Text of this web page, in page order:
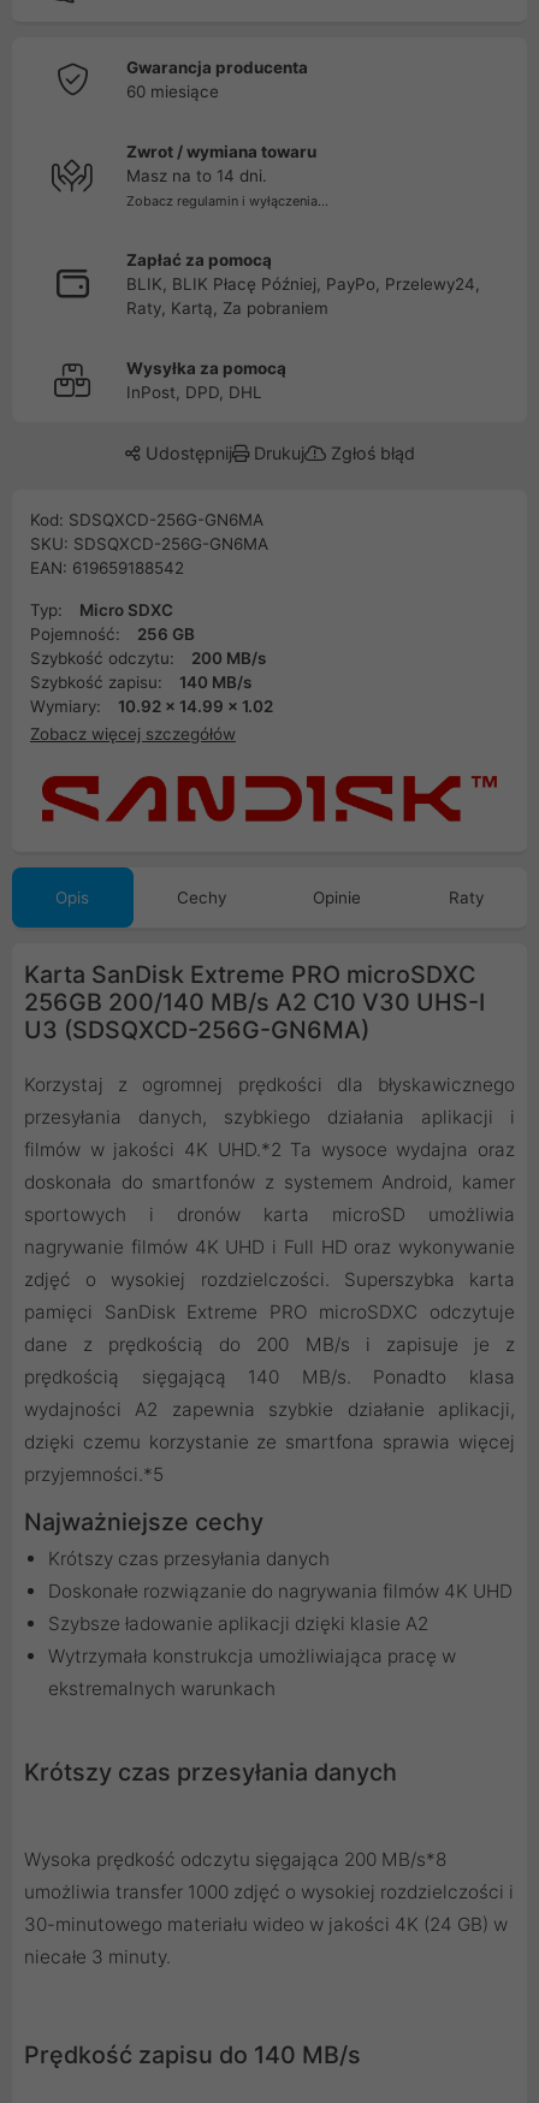
Gwarancja producenta
60 miesiące
Zwrot / wymiana towaru
Masz na to 14 dni.
Zobacz regulamin i wyłączenia...
Zapłać za pomocą
BLIK, BLIK Płacę Później, PayPo, Przelewy24,
Raty, Kartą, Za pobraniem
Wysyłka za pomocą
InPost, DPD, DHL
Udostępnij Drukuj Zgłoś błąd
Kod: SDSQXCD-256G-GN6MA
SKU: SDSQXCD-256G-GN6MA
EAN: 619659188542
Typ:
Micro SDXC
Pojemność:
256 GB
Szybkość odczytu:
200 MB/s
Szybkość zapisu:
140 MB/s
Wymiary:
10.92 x 14.99 x 1.02
Zobacz więcej szczegółów
Opis Cechy Opinie Raty
Karta SanDisk Extreme PRO microSDXC
256GB 200/140 MB/s A2 C10 V30 UHS-I
U3 (SDSQXCD-256G-GN6MA)
Korzystaj z ogromnej prędkości dla błyskawicznego
przesyłania danych, szybkiego działania aplikacji i
filmów w jakości 4K UHD.*2 Ta wysoce wydajna oraz
doskonała do smartfonów z systemem Android, kamer
sportowych i dronów karta microSD umożliwia
nagrywanie filmów 4K UHD i Full HD oraz wykonywanie
zdjęć o wysokiej rozdzielczości. Superszybka karta
pamięci SanDisk Extreme PRO microSDXC odczytuje
dane z prędkością do 200 MB/s i zapisuje je z
prędkością sięgającą 140 MB/s. Ponadto klasa
wydajności A2 zapewnia szybkie działanie aplikacji,
dzięki czemu korzystanie ze smartfona sprawia więcej
przyjemności.*5
Najważniejsze cechy
Krótszy czas przesyłania danych
Doskonałe rozwiązanie do nagrywania filmów 4K UHD
Szybsze ładowanie aplikacji dzięki klasie A2
Wytrzymała konstrukcja umożliwiająca pracę w
ekstremalnych warunkach
Krótszy czas przesyłania danych
Wysoka prędkość odczytu sięgająca 200 MB/s*8
umożliwia transfer 1000 zdjęć o wysokiej rozdzielczości i
30-minutowego materiału wideo w jakości 4K (24 GB) w
niecałe 3 minuty.
Prędkość zapisu do 140 MB/s